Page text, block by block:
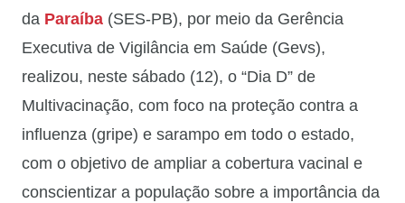
da Paraíba (SES-PB), por meio da Gerência
Executiva de Vigilância em Saúde (Gevs),
realizou, neste sábado (12), o “Dia D” de
Multivacinação, com foco na proteção contra a
influenza (gripe) e sarampo em todo o estado,
com o objetivo de ampliar a cobertura vacinal e
conscientizar a população sobre a importância da